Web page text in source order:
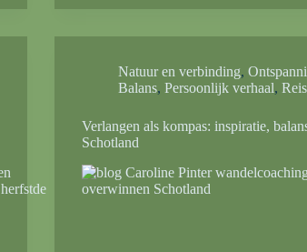
Natuur en verbinding,
Balans,Persoonlijk verhaal,
Verlangen als kompas: inspiratie,
Schotland